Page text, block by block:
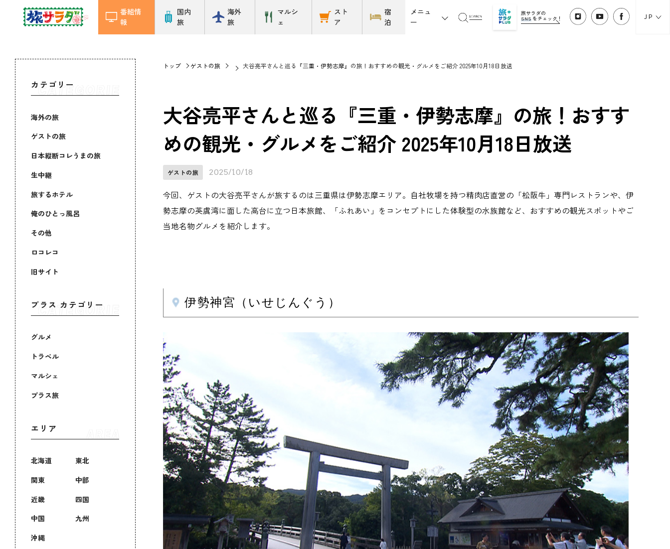
番組情
報
国内
旅
海外
旅
マルシ
ェ
スト
ア
宿
泊
メニュ
ー
旅サラダの
SNS をチェック！ JP
カテゴリー
海外の旅
ゲストの旅
日本縦断コレうまの旅
生中継
旅するホテル
俺のひとっ風呂
その他
ロコレコ
旧サイト
プラス カテゴリー
グルメ
トラベル
マルシェ
プラス旅
エリア
北海道
東北
関東
中部
近畿
四国
中国
九州
沖縄
トップ ゲストの旅 大谷亮平さんと巡る『三重・伊勢志摩』の旅！おすすめの観光・グルメをご紹介 2025年10月18日放送
大谷亮平さんと巡る『三重・伊勢志摩』の旅！おすす
めの観光・グルメをご紹介 2025年10月18日放送
ゲストの旅 2025/10/18
今回、ゲストの大谷亮平さんが旅するのは三重県は伊勢志摩エリア。自社牧場を持つ精肉店直営の「松阪牛」専門レストランや、伊
勢志摩の英虞湾に面した高台に立つ日本旅館、「ふれあい」をコンセプトにした体験型の水族館など、おすすめの観光スポットやご
当地名物グルメを紹介します。
伊勢神宮（いせじんぐう）